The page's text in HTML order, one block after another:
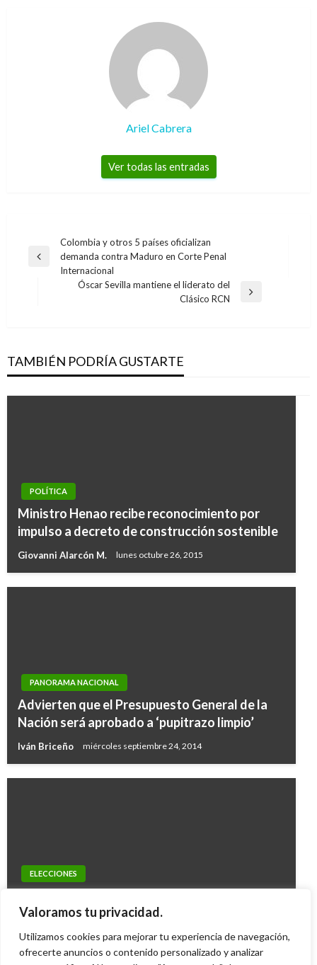
Valoramos tu privacidad.
Utilizamos cookies para mejorar tu experiencia de navegación,
ofrecerte anuncios o contenido personalizado y analizar
Ariel Cabrera
Ver todas las entradas
Navegación
de
entradas
Entrada
Colombia y otros 5 países oficializan
demanda contra Maduro en Corte Penal
Internacional
Óscar Sevilla mantiene el liderato del
Clásico RCN
TAMBIÉN PODRÍA GUSTARTE
POLÍTICA
Ministro Henao recibe reconocimiento por
impulso a decreto de construcción sostenible
Giovanni Alarcón M. lunes octubre 26, 2015
PANORAMA NACIONAL
Advierten que el Presupuesto General de la
Nación será aprobado a ‘pupitrazo limpio’
Iván Briceño miércoles septiembre 24, 2014
ELECCIONES
Verde a la Cámara por Bogotá
Iván Briceño martes diciembre 10, 2013
PANORAMA NACIONAL
Iván Cepeda pide a Fiscalía investigar
Iván Briceño jueves enero 11, 2018